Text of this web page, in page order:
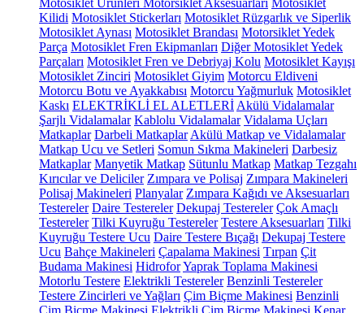
Motosiklet Ürünleri Motorsiklet Aksesuarları Motosiklet
Kilidi Motosiklet Stickerları Motosiklet Rüzgarlık ve Siperlik
Motosiklet Aynası Motosiklet Brandası Motorsiklet Yedek
Parça Motosiklet Fren Ekipmanları Diğer Motosiklet Yedek
Parçaları Motosiklet Fren ve Debriyaj Kolu Motosiklet Kayışı
Motosiklet Zinciri Motosiklet Giyim Motorcu Eldiveni
Motorcu Botu ve Ayakkabısı Motorcu Yağmurluk Motosiklet
Kaskı ELEKTRİKLİ EL ALETLERİ Akülü Vidalamalar
Şarjlı Vidalamalar Kablolu Vidalamalar Vidalama Uçları
Matkaplar Darbeli Matkaplar Akülü Matkap ve Vidalamalar
Matkap Ucu ve Setleri Somun Sıkma Makineleri Darbesiz
Matkaplar Manyetik Matkap Sütunlu Matkap Matkap Tezgahı
Kırıcılar ve Deliciler Zımpara ve Polisaj Zımpara Makineleri
Polisaj Makineleri Planyalar Zımpara Kağıdı ve Aksesuarları
Testereler Daire Testereler Dekupaj Testereler Çok Amaçlı
Testereler Tilki Kuyruğu Testereler Testere Aksesuarları Tilki
Kuyruğu Testere Ucu Daire Testere Bıçağı Dekupaj Testere
Ucu Bahçe Makineleri Çapalama Makinesi Tırpan Çit
Budama Makinesi HidroforYaprak Toplama Makinesi
Motorlu Testere Elektrikli Testereler Benzinli Testereler
Testere Zincirleri ve Yağları Çim Biçme Makinesi Benzinli
Çim Biçme Makinesi Elektrikli Çim Biçme Makinesi Kenar